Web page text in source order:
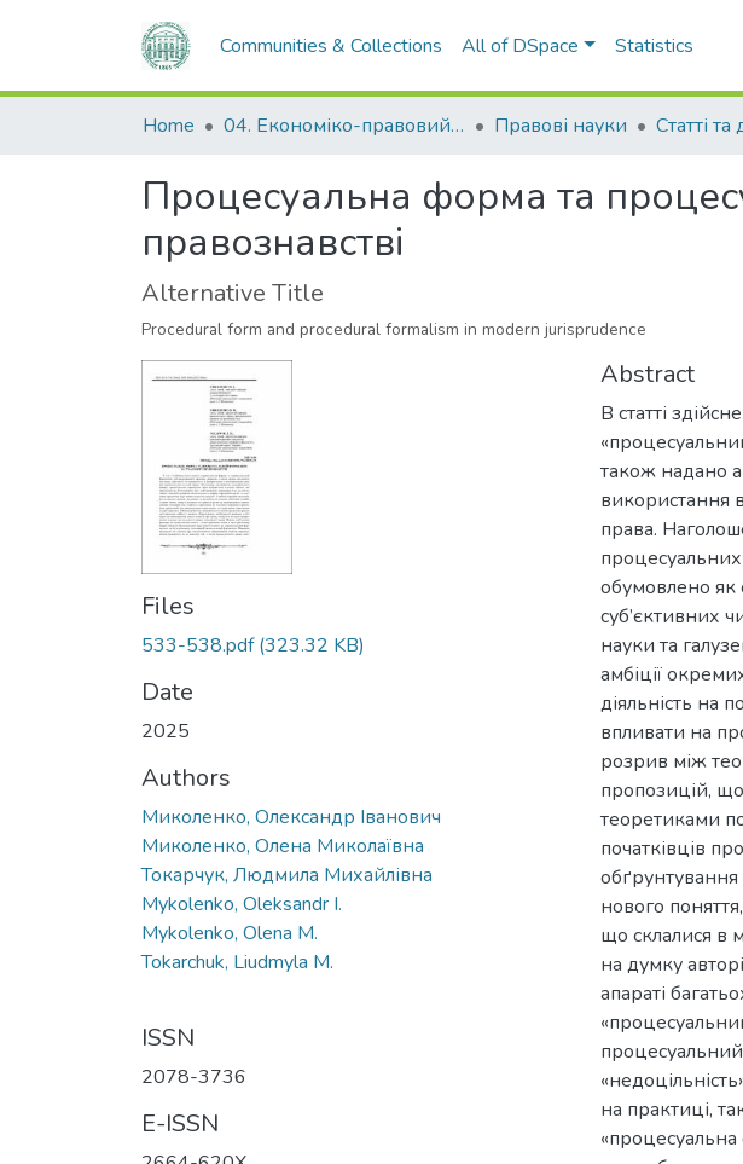
Communities & Collections All of DSpace Statistics
Home 04. Економіко-правовий факультет Правові науки
Процесуальна форма та
правознавстві
Alternative Title
Procedural form and procedural formalism in modern jurisprudence
Files
533-538.pdf(323.32 KB)
Date
2025
Authors
Миколенко, Олександр Іванович
Миколенко, Олена Миколаївна
Токарчук, Людмила Михайлівна
Mykolenko, Oleksandr I.
Mykolenko, Olena M.
Tokarchuk, Liudmyla M.
ISSN
2078-3736
E-ISSN
Abstract
В статті
також надано
використання
права.
обумовлено як
суб’єктивних
науки та
амбіції
діяльність на
впливати на
розрив між
пропозицій,
теоретиками
початківців
обґрунтування
нового
що склалися в
на думку
апараті
на практиці,
«процесуальна